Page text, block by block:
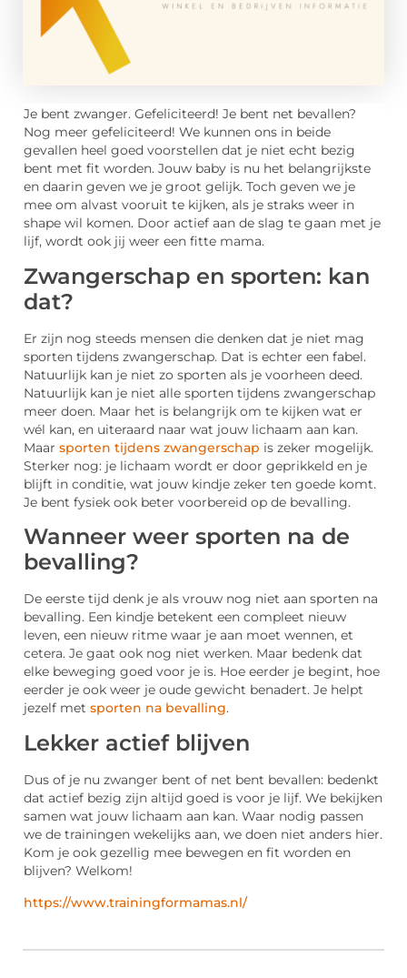
Je bent zwanger. Gefeliciteerd! Je bent net bevallen?
Nog meer gefeliciteerd! We kunnen ons in beide
gevallen heel goed voorstellen dat je niet echt bezig
bent met fit worden. Jouw baby is nu het belangrijkste
en daarin geven we je groot gelijk. Toch geven we je
mee om alvast vooruit te kijken, als je straks weer in
shape wil komen. Door actief aan de slag te gaan met je
lijf, wordt ook jij weer een fitte mama.
Zwangerschap en sporten: kan
dat?
Er zijn nog steeds mensen die denken dat je niet mag
sporten tijdens zwangerschap. Dat is echter een fabel.
Natuurlijk kan je niet zo sporten als je voorheen deed.
Natuurlijk kan je niet alle sporten tijdens zwangerschap
meer doen. Maar het is belangrijk om te kijken wat er
wél kan, en uiteraard naar wat jouw lichaam aan kan.
Maar sporten tijdens zwangerschap is zeker mogelijk.
Sterker nog: je lichaam wordt er door geprikkeld en je
blijft in conditie, wat jouw kindje zeker ten goede komt.
Je bent fysiek ook beter voorbereid op de bevalling.
Wanneer weer sporten na de
bevalling?
De eerste tijd denk je als vrouw nog niet aan sporten na
bevalling. Een kindje betekent een compleet nieuw
leven, een nieuw ritme waar je aan moet wennen, et
cetera. Je gaat ook nog niet werken. Maar bedenk dat
elke beweging goed voor je is. Hoe eerder je begint, hoe
eerder je ook weer je oude gewicht benadert. Je helpt
jezelf met sporten na bevalling.
Lekker actief blijven
Dus of je nu zwanger bent of net bent bevallen: bedenkt
dat actief bezig zijn altijd goed is voor je lijf. We bekijken
samen wat jouw lichaam aan kan. Waar nodig passen
we de trainingen wekelijks aan, we doen niet anders hier.
Kom je ook gezellig mee bewegen en fit worden en
blijven? Welkom!
https://www.trainingformamas.nl/